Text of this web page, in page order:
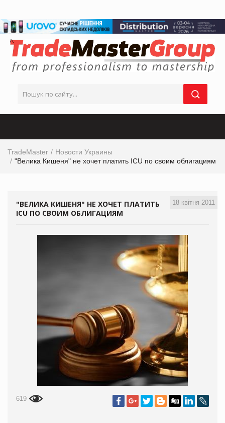
TradeMaster
Новости Украины
"Велика Кишеня" не хочет платить ICU по своим облигациям
18 квітня 2011
"ВЕЛИКА КИШЕНЯ" НЕ ХОЧЕТ ПЛАТИТЬ
ICU ПО СВОИМ ОБЛИГАЦИЯМ
619